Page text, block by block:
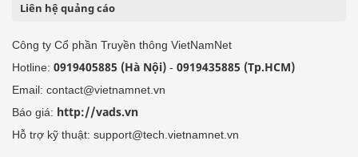
Liên hệ quảng cáo
Công ty Cổ phần Truyền thông VietNamNet
Hotline: 0919405885 (Hà Nội) - 0919435885 (Tp.HCM)
Email: contact@vietnamnet.vn
Báo giá: http://vads.vn
Hỗ trợ kỹ thuật: support@tech.vietnamnet.vn